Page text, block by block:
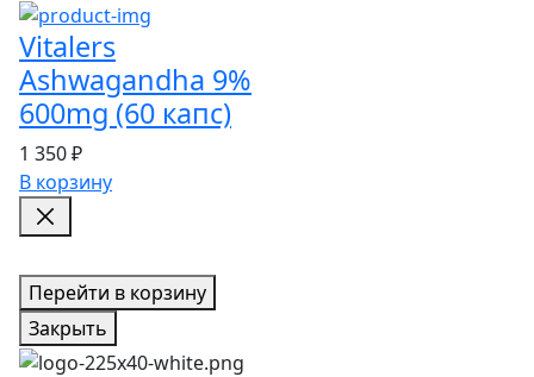
Vitalers
Ashwagandha 9%
600mg (60 капс)
1 350 ₽
В корзину
Перейти в корзину
Закрыть